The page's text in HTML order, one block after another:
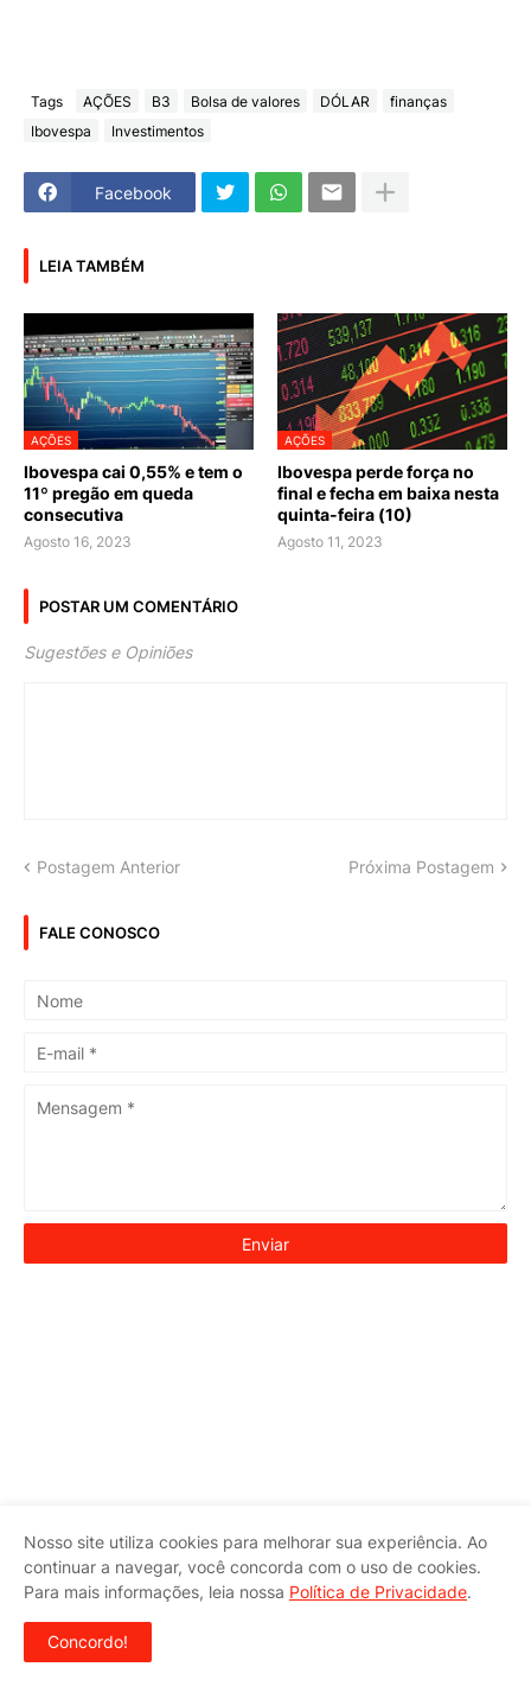
Tags AÇÕES B3 Bolsa de valores DÓLAR
finanças
Ibovespa
Investimentos
Facebook
LEIA TAMBÉM
AÇÕES
Ibovespa cai 0,55% e tem o
11º pregão em queda
consecutiva
Agosto 16, 2023
AÇÕES
Ibovespa perde força no
final e fecha em baixa nesta
quinta-feira (10)
Agosto 11, 2023
POSTAR UM COMENTÁRIO
Sugestões e Opiniões
Postagem Anterior Próxima Postagem
FALE CONOSCO
SIGA-NOS
Nosso site utiliza cookies para melhorar sua experiência. Ao
continuar a navegar, você concorda com o uso de cookies.
Para mais informações, leia nossa Política de Privacidade.
Concordo!